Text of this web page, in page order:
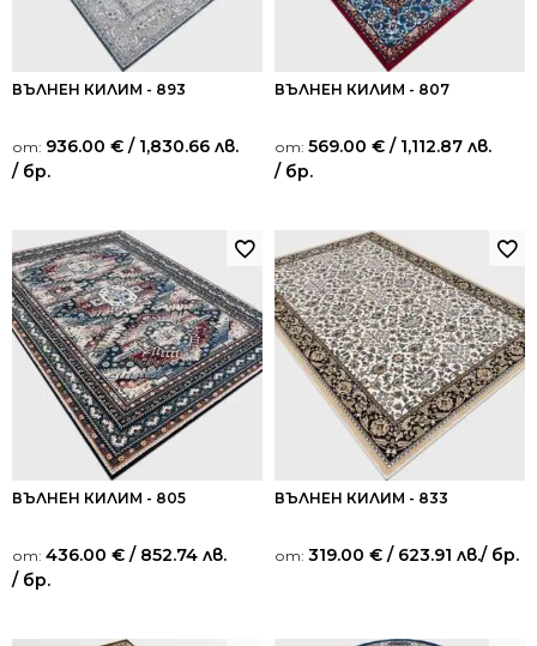
ВЪЛНЕН КИЛИМ - 893
от: 936.00 € / 1,830.66 лв.
/ бр.
ВЪЛНЕН КИЛИМ - 807
от: 569.00 € / 1,112.87 лв.
/ бр.
ВЪЛНЕН КИЛИМ - 805
от: 436.00 € / 852.74 лв.
/ бр.
ВЪЛНЕН КИЛИМ - 833
от: 319.00 € / 623.91 лв./ бр.